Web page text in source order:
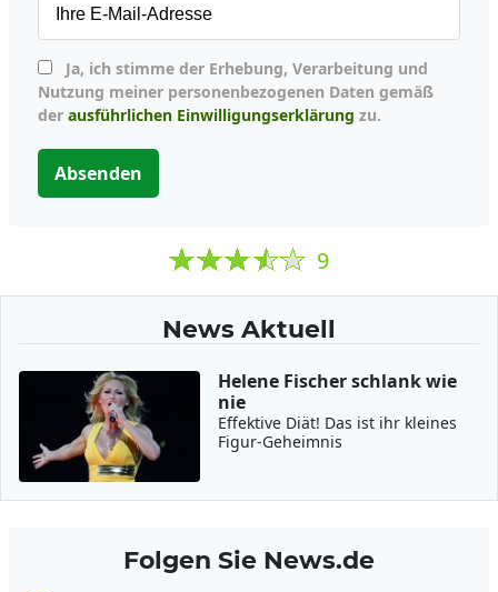
Nutzung meiner personenbezogenen Daten gemäß
der ausführlichen Einwilligungserklärung zu.
Absenden
9
News Aktuell
Helene Fischer schlank wie
nie
Effektive Diät! Das ist ihr kleines
Figur-Geheimnis
Folgen Sie News.de